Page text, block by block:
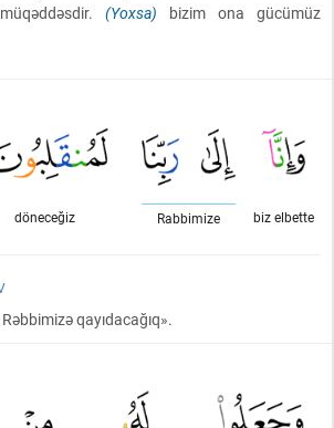
(Yoxsa) bizim ona gücümüz
biz elbette
Rabbimize
döneceğiz
qayıdacağıq».